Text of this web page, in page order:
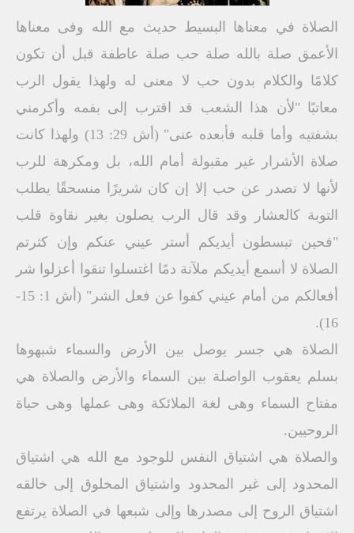
الصلاة في معناها البسيط حديث مع الله وفى معناها
الأعمق صلة بالله صلة حب صلة عاطفة قبل أن تكون
كلامًا والكلام بدون حب لا معنى له ولهذا يقول الرب
معاتبًا "لأن هذا الشعب قد اقترب إلى بفمه وأكرمني
بشفتيه وأما قلبه فأبعده عنى" (أش 29: 13) ولهذا كانت
صلاة الأشرار غير مقبولة أمام الله، بل ومكرهة للرب
لأنها لا تصدر عن حب إلا إن كان شريرًا منسحقًا يطلب
التوبة كالعشار وقد قال الرب يصلون بغير نقاوة قلب
"فحين تبسطون أيديكم أستر عيني عنكم وإن كثرتم
الصلاة لا أسمع أيديكم ملآنة دمًا اغتسلوا تنقوا أعزلوا شر
أفعالكم من أمام عيني كفوا عن فعل الشر" (أش 1: 15-
16).
الصلاة هي جسر يوصل بين الأرض والسماء شبهوها
بسلم يعقوب الواصلة بين السماء والأرض والصلاة هي
مفتاح السماء وهى لغة الملائكة وهى عملها وهى حياة
الروحيين.
والصلاة هي اشتياق النفس للوجود مع الله هي اشتياق
المحدود إلى غير المحدود واشتياق المخلوق إلى خالقه
اشتياق الروح إلى مصدرها وإلى شبعها في الصلاة يرتفع